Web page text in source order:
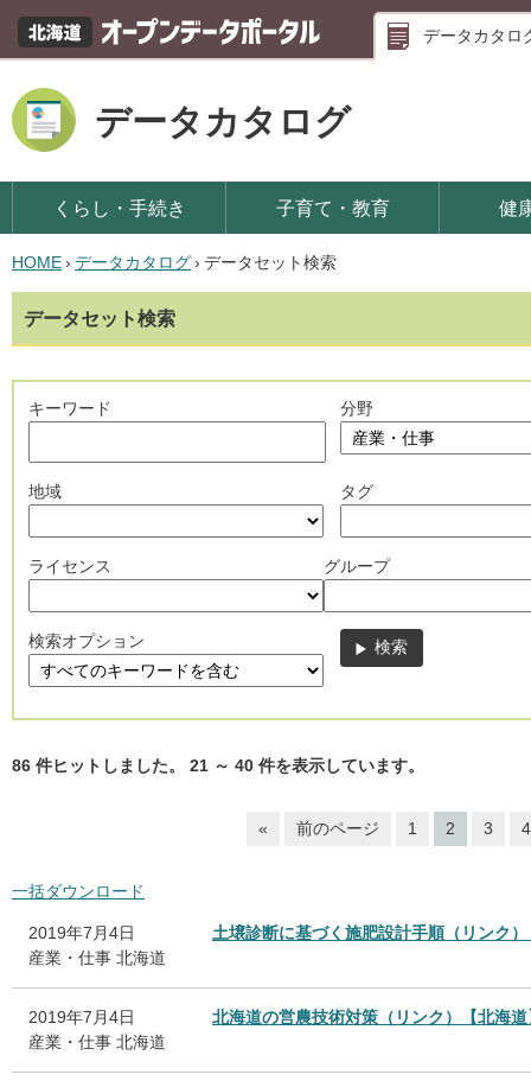
データカタロ
データカタログ
くらし・手続き 子育て・教育 健
HOME› データカタログ› データセット検索
データセット検索
キーワード 分野
地域 タグ
ライセンス グループ
検索オプション
86 件ヒットしました。 21 ～ 40 件を表示しています。
« 前のページ 1 2 3 4
一括ダウンロード
2019年7月4日
土壌診断に基づく施肥設計手順（リンク
産業・仕事 北海道
2019年7月4日
北海道の営農技術対策（リンク）【北海道
産業・仕事 北海道